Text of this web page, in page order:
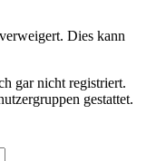
Dies kann
gar nicht registriert.
gestattet.